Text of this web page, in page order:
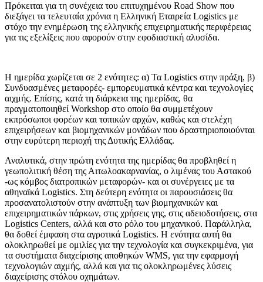
Πρόκειται για τη συνέχεια του επιτυχημένου Road Show που
διεξάγει τα τελευταία χρόνια η Ελληνική Εταιρεία Logistics με
στόχο την ενημέρωση της ελληνικής επιχειρηματικής περιφέρειας
για τις εξελίξεις που αφορούν στην εφοδιαστική αλυσίδα.
Η ημερίδα χωρίζεται σε 2 ενότητες: α) Τα Logistics στην πράξη, β)
Συνδυασμένες μεταφορές- εμπορευματικά κέντρα και τεχνολογίες
αιχμής. Επίσης, κατά τη διάρκεια της ημερίδας, θα
πραγματοποιηθεί Workshop στο οποίο θα συμμετέχουν
εκπρόσωποι φορέων και τοπικών αρχών, καθώς και στελέχη
επιχειρήσεων και βιομηχανικών μονάδων που δραστηριοποιούνται
στην ευρύτερη περιοχή της Δυτικής Ελλάδας.
Αναλυτικά, στην πρώτη ενότητα της ημερίδας θα προβληθεί η
γεωπολιτική θέση της Αιτωλοακαρνανίας, ο λιμένας του Αστακού
-ως κόμβος διατροπικών μεταφορών- και οι συνέργειες με τα
αθηναϊκά Logistics. Στη δεύτερη ενότητα οι παρουσιάσεις θα
προσανατολιστούν στην ανάπτυξη των βιομηχανικών και
επιχειρηματικών πάρκων, στις χρήσεις γης, στις αδειοδοτήσεις, στα
Logistics Centers, αλλά και στο ρόλο του μηχανικού. Παράλληλα,
θα δοθεί έμφαση στα αγροτικά Logistics. Η ενότητα αυτή θα
ολοκληρωθεί με ομιλίες για την τεχνολογία και συγκεκριμένα, για
τα συστήματα διαχείρισης αποθηκών WMS, για την εφαρμογή
τεχνολογιών αιχμής, αλλά και για τις ολοκληρωμένες λύσεις
διαχείρισης στόλου οχημάτων.